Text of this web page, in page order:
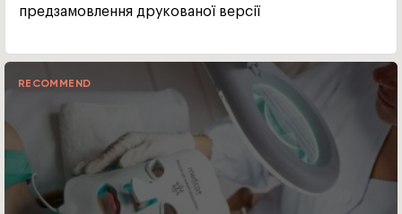
предзамовлення друкованої версії
RECOMMEND